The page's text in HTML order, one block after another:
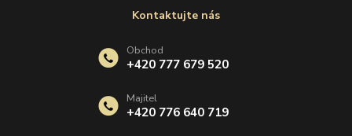
Kontaktujte nás
Obchod
+420 777 679 520
Majitel
+420 776 640 719